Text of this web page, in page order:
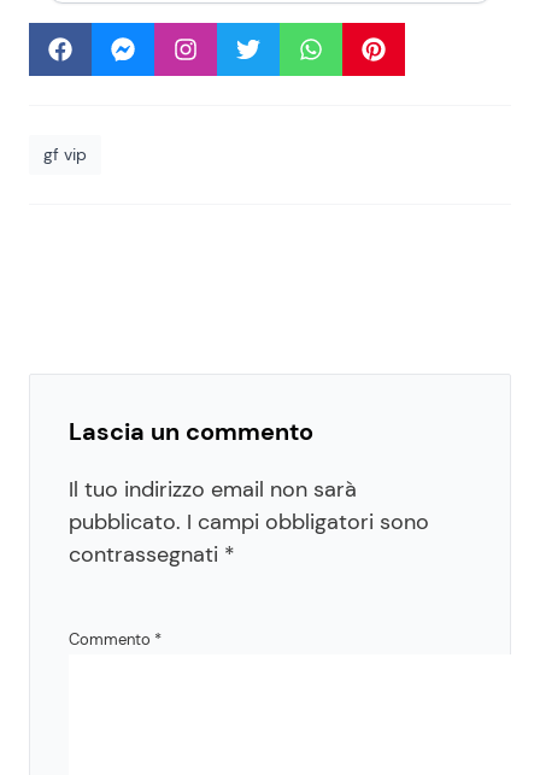
gf vip
Lascia un commento
Il tuo indirizzo email non sarà
pubblicato. I campi obbligatori sono
contrassegnati *
Commento *